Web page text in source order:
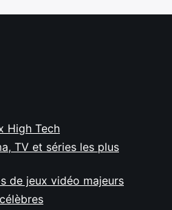
High Tech
TV et séries les plus
de jeux vidéo majeurs